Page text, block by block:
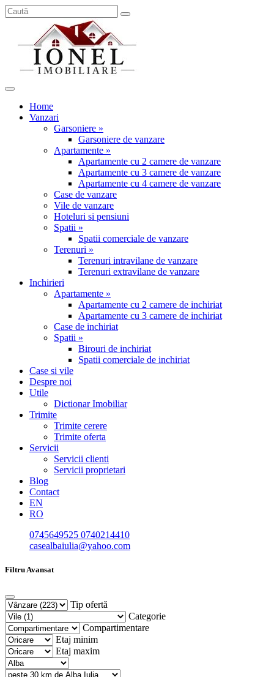
Home
Vanzari
Garsoniere »
Garsoniere de vanzare
Apartamente »
Apartamente cu 2 camere de vanzare
Apartamente cu 3 camere de vanzare
Apartamente cu 4 camere de vanzare
Case de vanzare
Vile de vanzare
Hoteluri si pensiuni
Spatii »
Spatii comerciale de vanzare
Terenuri »
Terenuri intravilane de vanzare
Terenuri extravilane de vanzare
Inchirieri
Apartamente »
Apartamente cu 2 camere de inchiriat
Apartamente cu 3 camere de inchiriat
Case de inchiriat
Spatii »
Birouri de inchiriat
Spatii comerciale de inchiriat
Case si vile
Despre noi
Utile
Dictionar Imobiliar
Trimite
Trimite cerere
Trimite oferta
Servicii
Servicii clienti
Servicii proprietari
Blog
Contact
EN
RO
0745649525 0740214410
casealbaiulia@yahoo.com
Filtru Avansat
Tip ofertă
Categorie
Compartimentare
Etaj minim
Etaj maxim